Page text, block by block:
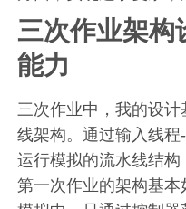
三次作业架构
能力
三次作业中，我的设
线架构。通过输入线
运行模拟的流水线结构
第一次作业的架构基